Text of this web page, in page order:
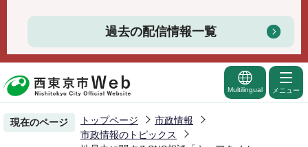
頭
で
過去の配信情報一覧
Multilingual メニュー
現在のページ トップページ
市政情報
市政情報のトピックス